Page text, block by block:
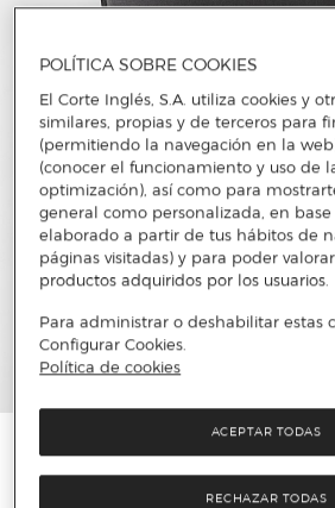
POLÍTICA SOBRE COOKIES
El Corte Inglés, S.A. utiliza cookies y
similares, propias y de terceros para
(permitiendo la navegación en la
(conocer el funcionamiento y uso de
optimización), así como para
general como personalizada, en
elaborado a partir de tus hábitos de
páginas visitadas) y para poder
productos adquiridos por los usuarios.
Para administrar o deshabilitar estas
Configurar Cookies.
Política de cookies
RECHAZAR TODAS
ACEPTAR TODAS